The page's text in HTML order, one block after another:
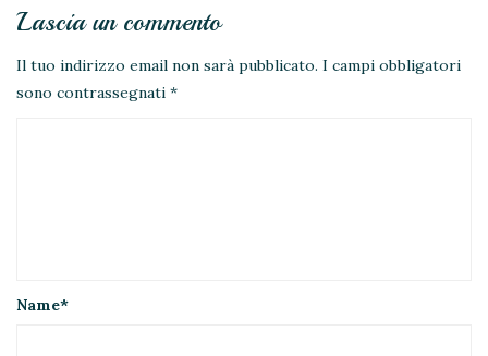
Lascia un commento
Il tuo indirizzo email non sarà pubblicato. I campi obbligatori
sono contrassegnati *
Name*